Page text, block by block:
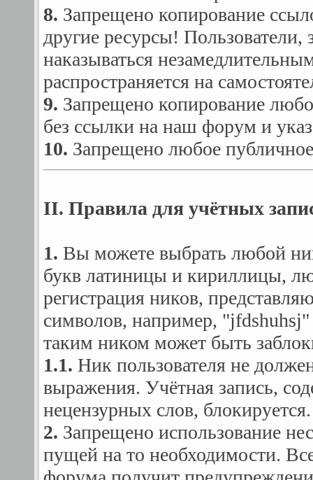
8. Запрещено копирование
другие ресурсы! Пользователи,
наказываться
распространяется на
9. Запрещено копирование
без ссылки на наш форум и
10. Запрещено любое
II. Правила для учётных
1. Вы можете выбрать любой
букв латиницы и кириллицы,
регистрация ников,
символов, например,
таким ником может быть
1.1. Ник пользователя не
выражения. Учётная запись,
нецензурных слов, блокируется.
2. Запрещено использование
пущей на то необходимости.